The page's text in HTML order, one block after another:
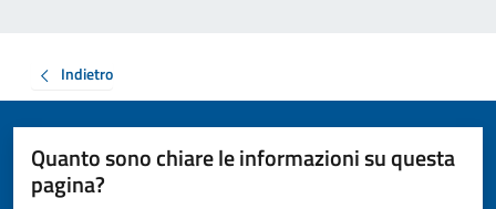
Indietro
Quanto sono chiare le informazioni su questa
pagina?